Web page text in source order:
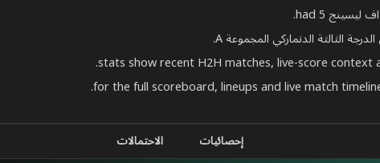
إحصائيات الاحتمالات